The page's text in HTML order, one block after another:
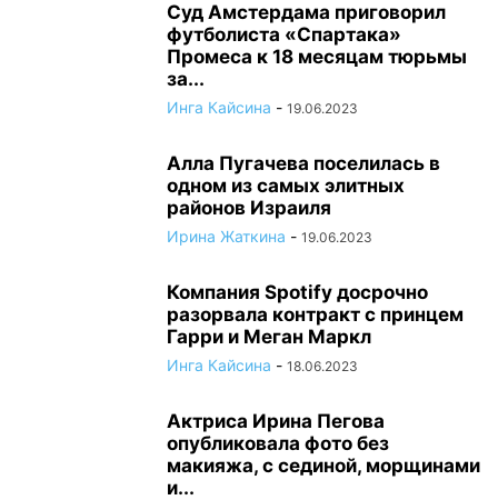
Суд Амстердама приговорил
футболиста «Спартака»
Промеса к 18 месяцам тюрьмы
за...
Инга Кайсина - 19.06.2023
Алла Пугачева поселилась в
одном из самых элитных
районов Израиля
Ирина Жаткина - 19.06.2023
Компания Spotify досрочно
разорвала контракт с принцем
Гарри и Меган Маркл
Инга Кайсина - 18.06.2023
Актриса Ирина Пегова
опубликовала фото без
макияжа, с сединой, морщинами
и...